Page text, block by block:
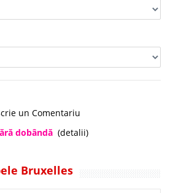
un Comentariu
dobândă (detalii)
Bruxelles